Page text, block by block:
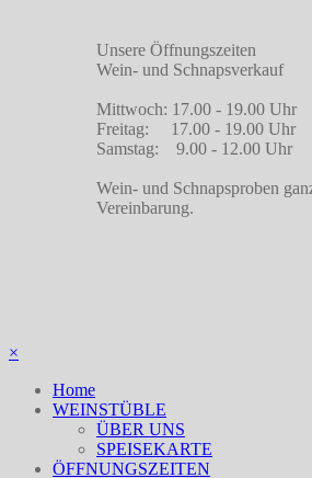
Unsere Öffnungszeiten
Wein- und Schnapsverkauf
Mittwoch: 17.00 - 19.00 Uhr
Freitag: 17.00 - 19.00 Uhr
Samstag: 9.00 - 12.00 Uhr
Wein- und Schnapsproben
Vereinbarung.
×
Home
WEINSTÜBLE
ÜBER UNS
SPEISEKARTE
ÖFFNUNGSZEITEN